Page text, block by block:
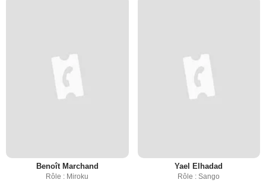
Benoît Marchand
Rôle : Miroku
Yael Elhadad
Rôle : Sango